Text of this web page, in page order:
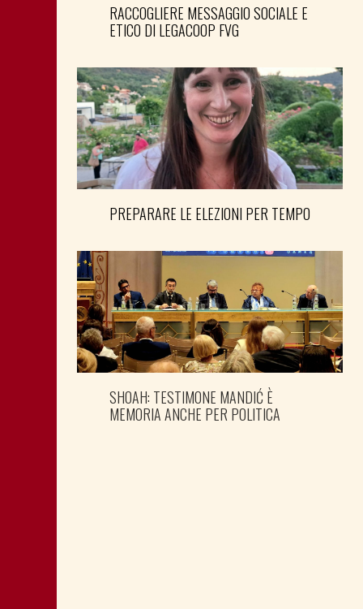
RACCOGLIERE MESSAGGIO SOCIALE E
ETICO DI LEGACOOP FVG
PREPARARE LE ELEZIONI PER TEMPO
SHOAH: TESTIMONE MANDIĆ È
MEMORIA ANCHE PER POLITICA